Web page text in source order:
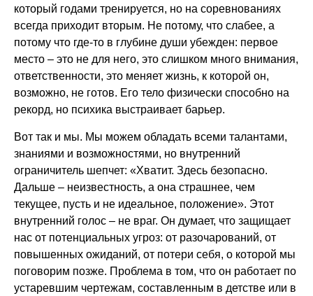
который годами тренируется, но на соревнованиях
всегда приходит вторым. Не потому, что слабее, а
потому что где-то в глубине души убежден: первое
место – это не для него, это слишком много внимания,
ответственности, это меняет жизнь, к которой он,
возможно, не готов. Его тело физически способно на
рекорд, но психика выстраивает барьер.
Вот так и мы. Мы можем обладать всеми талантами,
знаниями и возможностями, но внутренний
ограничитель шепчет: «Хватит. Здесь безопасно.
Дальше – неизвестность, а она страшнее, чем
текущее, пусть и не идеальное, положение». Этот
внутренний голос – не враг. Он думает, что защищает
нас от потенциальных угроз: от разочарований, от
повышенных ожиданий, от потери себя, о которой мы
поговорим позже. Проблема в том, что он работает по
устаревшим чертежам, составленным в детстве или в